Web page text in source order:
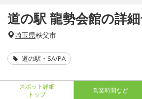
道の駅 龍勢会館の詳
埼玉県秩父市
道の駅・SA/PA
スポット詳細
トップ
営業時間など